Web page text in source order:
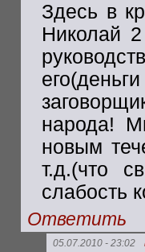
Здесь в
Николай
народа!
новым
т.д.(что
слабость
Ответить
05.07.2010 - 23:02